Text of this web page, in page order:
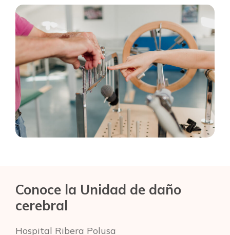
Conoce la Unidad de daño
cerebral
Hospital Ribera Polusa